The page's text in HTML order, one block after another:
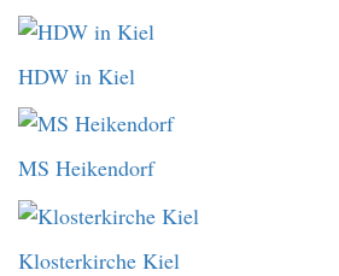
HDW in Kiel
MS Heikendorf
Klosterkirche Kiel